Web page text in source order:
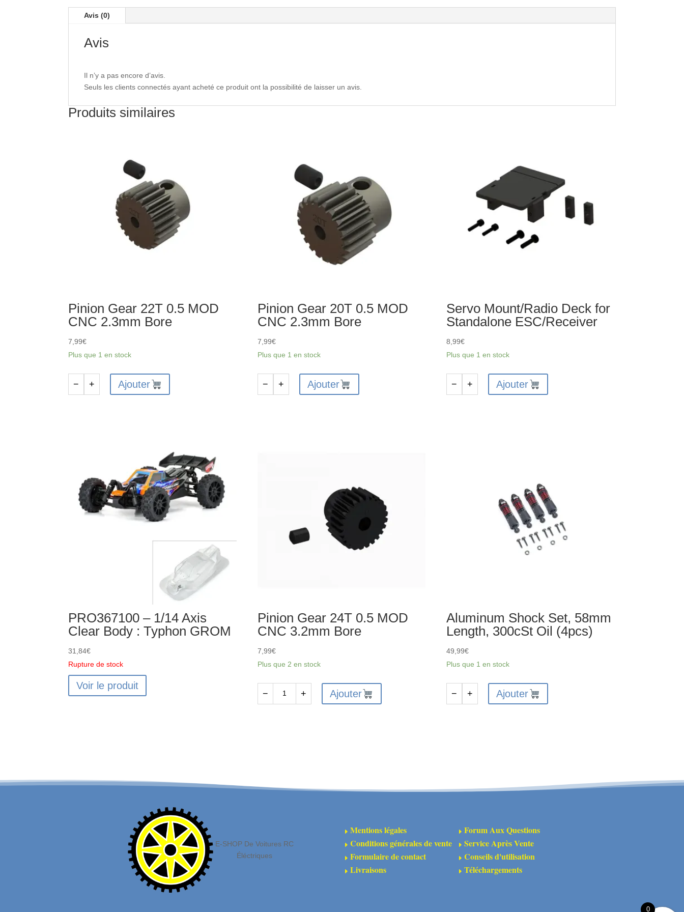
Avis (0)
Avis
Il n’y a pas encore d’avis.
Seuls les clients connectés ayant acheté ce produit ont la possibilité de laisser un avis.
Produits similaires
Pinion Gear 22T 0.5 MOD
CNC 2.3mm Bore
7,99€
Plus que 1 en stock
CNC
2.3mm
Bore
− + Ajouter
Pinion Gear 20T 0.5 MOD
CNC 2.3mm Bore
7,99€
Plus que 1 en stock
− + Ajouter
Servo Mount/Radio Deck for
Standalone ESC/Receiver
8,99€
Plus que 1 en stock
− + Ajouter
PRO367100 – 1/14 Axis
Clear Body : Typhon GROM
31,84€
Rupture de stock
Voir le produit
Pinion Gear 24T 0.5 MOD
CNC 3.2mm Bore
7,99€
Plus que 2 en stock
CNC
− + Ajouter
Aluminum Shock Set, 58mm
Length, 300cSt Oil (4pcs)
49,99€
Plus que 1 en stock
300cSt
− + Ajouter
E-SHOP De Voitures RC
Éléctriques
E Mentions légales
E Conditions générales de vente
E Formulaire de contact
E Livraisons
EForum Aux Questions
EService Après Vente
EConseils d'utilisation
ETéléchargements
0